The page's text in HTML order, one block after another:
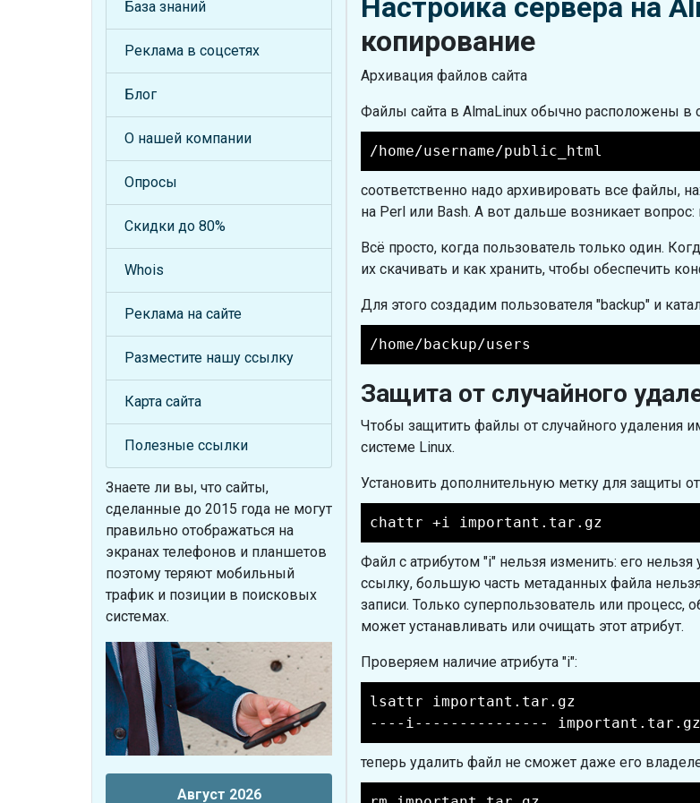
Настройка сервера на
копирование
Архивация файлов сайта
Файлы сайта в AlmaLinux обычно расположены в
/home/username/public_html
соответственно надо архивировать все файлы,
на Perl или Bash. А вот дальше возникает вопрос:
Всё просто, когда пользователь только один.
их скачивать и как хранить, чтобы обеспечить
Для этого создадим пользователя "backup" и
/home/backup/users
Защита от случайного
Чтобы защитить файлы от случайного удаления
системе Linux.
Установить дополнительную метку для защиты
chattr +i important.tar.gz
Файл с атрибутом "i" нельзя изменить: его
ссылку, большую часть метаданных файла
записи. Только суперпользователь или
может устанавливать или очищать этот атрибут.
Проверяем наличие атрибута "i":
lsattr important.tar.gz
----i--------------- important.tar.gz
теперь удалить файл не сможет даже его
База знаний
Реклама в соцсетях
Блог
О нашей компании
Опросы
Скидки до 80%
Whois
Реклама на сайте
Разместите нашу ссылку
Карта сайта
Полезные ссылки
Знаете ли вы, что сайты,
сделанные до 2015 года не могут
правильно отображаться на
экранах телефонов и планшетов
поэтому теряют мобильный
трафик и позиции в поисковых
системах.
Август 2026